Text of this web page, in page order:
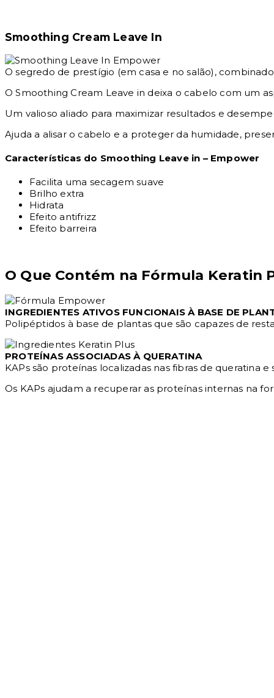
Smoothing Cream Leave In
O segredo de prestígio (em casa e no salão),
O Smoothing Cream Leave in deixa o cabelo com um
Um valioso aliado para maximizar resultados e
Ajuda a alisar o cabelo e a proteger da humidade,
Características do Smoothing Leave in – Empower
Facilita uma secagem suave
Brilho extra
Hidrata
Efeito antifrizz
Efeito barreira
O Que Contém na Fórmula Keratin
INGREDIENTES ATIVOS FUNCIONAIS À BASE DE
Polipéptidos à base de plantas que são capazes de
PROTEÍNAS ASSOCIADAS À QUERATINA
KAPs são proteínas localizadas nas fibras de queratina
Os KAPs ajudam a recuperar as proteínas internas na